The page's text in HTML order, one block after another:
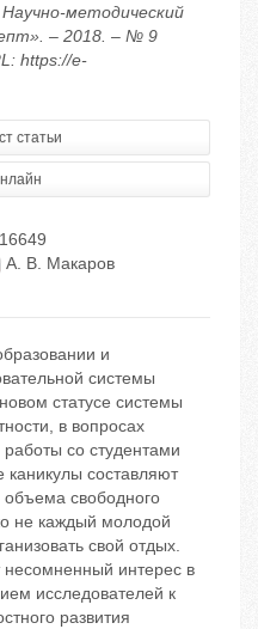
методический
– 2018. – № 9
https://e-
статьи
А. В. Макаров
и
системы
статусе системы
в вопросах
со студентами
каникулы составляют
объема свободного
не каждый молодой
свой отдых.
несомненный интерес в
исследователей к
развития